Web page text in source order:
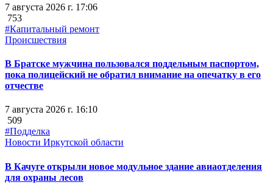
7 августа 2026 г. 17:06
753
#Капитальный ремонт
Происшествия
В Братске мужчина пользовался поддельным паспортом,
пока полицейский не обратил внимание на опечатку в его
отчестве
7 августа 2026 г. 16:10
509
#Подделка
Новости Иркутской области
В Качуге открыли новое модульное здание авиаотделения
для охраны лесов